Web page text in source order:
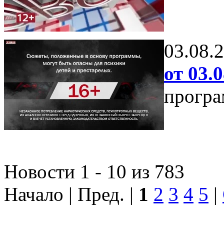
от
Новости 1 - 10 из 783
Начало | Пред. | 1 2 3 4 5 |